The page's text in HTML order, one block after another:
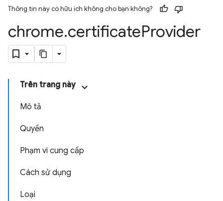
Thông tin này có hữu ích không cho bạn không?
chrome.certificateProvider
Trên trang này
Mô tả
Quyền
Phạm vi cung cấp
Cách sử dụng
Loại